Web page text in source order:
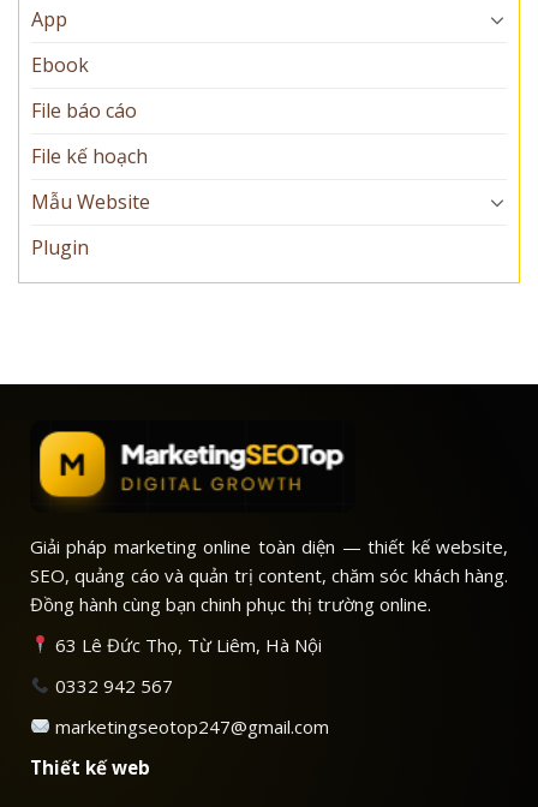
App
Ebook
File báo cáo
File kế hoạch
Mẫu Website
Plugin
Giải pháp marketing online toàn diện — thiết kế website,
SEO, quảng cáo và quản trị content, chăm sóc khách hàng.
Đồng hành cùng bạn chinh phục thị trường online.
63 Lê Đức Thọ, Từ Liêm, Hà Nội
0332 942 567
marketingseotop247@gmail.com
Thiết kế web